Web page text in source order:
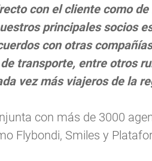
con el cliente como
principales socios
con otras
transporte, entre otros
vez más viajeros de la
con más de 3000
Flybondi, Smiles y